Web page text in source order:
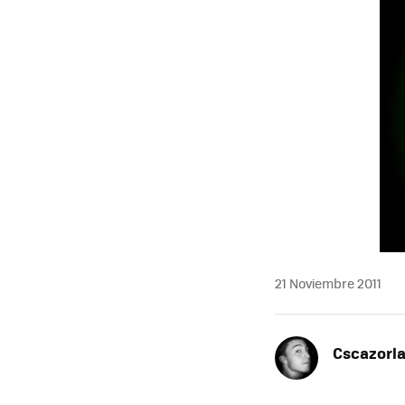
21 Noviembre 2011
Cscazorla